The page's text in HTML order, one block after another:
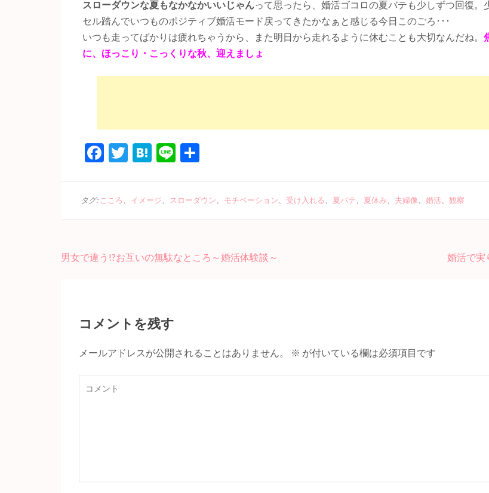
スローダウンな夏もなかなかいいじゃんって思ったら、婚活ゴコロの夏バテも少しずつ回復。
セル踏んでいつものポジティブ婚活モード戻ってきたかなぁと感じる今日このごろ･･･
いつも走ってばかりは疲れちゃうから、また明日から走れるように休むことも大切なんだね。
に、ほっこり・こっくりな秋、迎えましょ
Facebook
Twitter
Hatena
Line
タグ: こころ イメージ スローダウン モチベーション 受け入れる 夏バテ 夏休み 夫婦像 婚活 観察
投
男女で違う!?お互いの無駄なところ～婚活体験談～ 婚活で実
コメントを残す
メールアドレスが公開されることはありません。 ※ が付いている欄は必須項目です